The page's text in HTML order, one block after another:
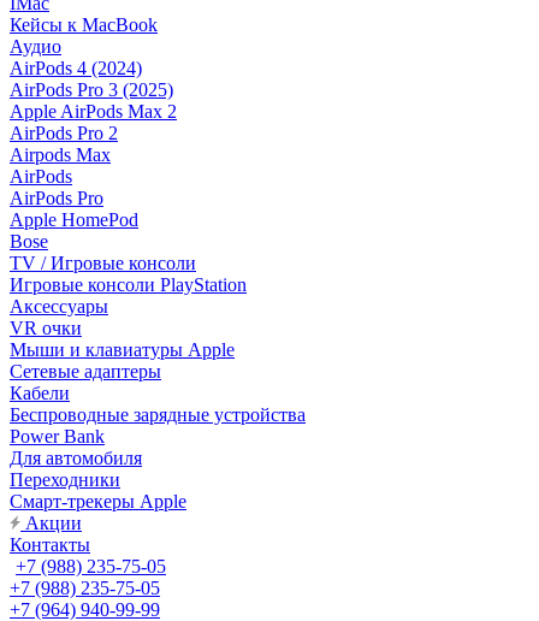
Кейсы к MacBook
Аудио
AirPods 4 (2024)
AirPods Pro 3 (2025)
Apple AirPods Max 2
AirPods Pro 2
Airpods Max
AirPods
AirPods Pro
Apple HomePod
Bose
TV / Игровые консоли
Игровые консоли PlayStation
Аксессуары
VR очки
Мыши и клавиатуры Apple
Сетевые адаптеры
Кабели
Беспроводные зарядные устройства
Power Bank
Для автомобиля
Переходники
Смарт-трекеры Apple
Акции
Контакты
+7 (988) 235-75-05
+7 (988) 235-75-05
+7 (964) 940-99-99